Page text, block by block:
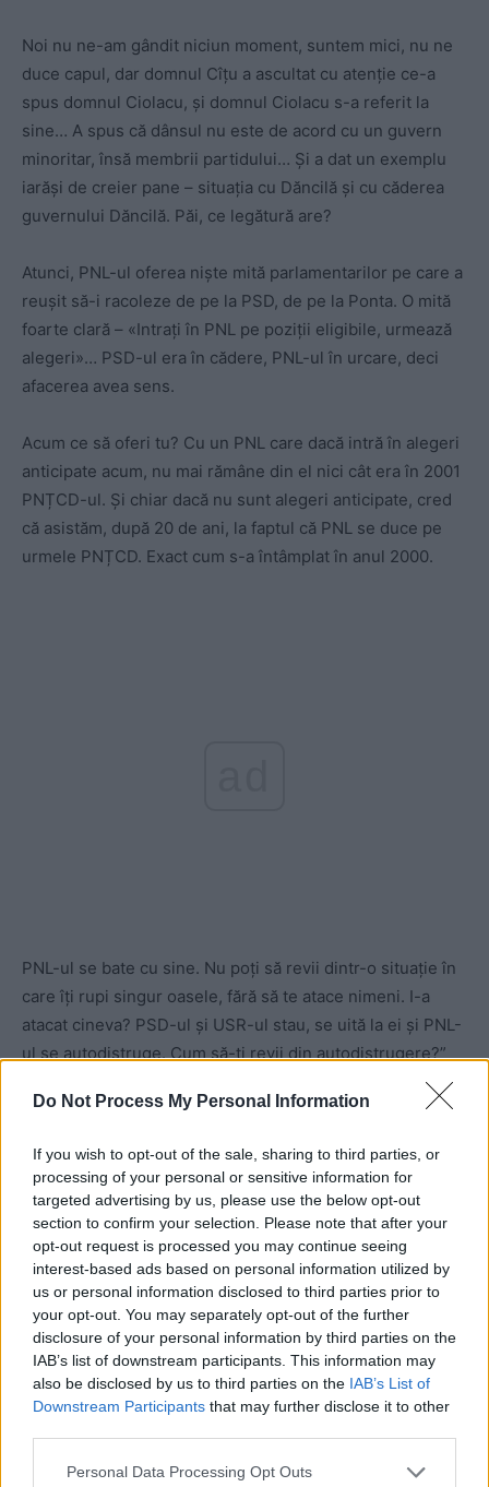
Do Not Process My Personal Information
If you wish to opt-out of the sale, sharing to third parties, or
processing of your personal or sensitive information for
targeted advertising by us, please use the below opt-out
section to confirm your selection. Please note that after your
opt-out request is processed you may continue seeing
interest-based ads based on personal information utilized by
us or personal information disclosed to third parties prior to
your opt-out. You may separately opt-out of the further
disclosure of your personal information by third parties on the
IAB’s list of downstream participants. This information may
also be disclosed by us to third parties on the IAB’s List of
Downstream Participants that may further disclose it to other
Personal Data Processing Opt Outs
Noi nu ne-am gândit niciun moment, suntem mici, nu ne
duce capul, dar domnul Cîțu a ascultat cu atenție ce-a
spus domnul Ciolacu, și domnul Ciolacu s-a referit la
sine… A spus că dânsul nu este de acord cu un guvern
minoritar, însă membrii partidului… Și a dat un exemplu
iarăși de creier pane – situația cu Dăncilă și cu căderea
guvernului Dăncilă. Păi, ce legătură are?
Atunci, PNL-ul oferea niște mită parlamentarilor pe care a
reușit să-i racoleze de pe la PSD, de pe la Ponta. O mită
foarte clară – «Intrați în PNL pe poziții eligibile, urmează
alegeri»… PSD-ul era în cădere, PNL-ul în urcare, deci
afacerea avea sens.
Acum ce să oferi tu? Cu un PNL care dacă intră în alegeri
anticipate acum, nu mai rămâne din el nici cât era în 2001
PNȚCD-ul. Și chiar dacă nu sunt alegeri anticipate, cred
că asistăm, după 20 de ani, la faptul că PNL se duce pe
urmele PNȚCD. Exact cum s-a întâmplat în anul 2000.
PNL-ul se bate cu sine. Nu poți să revii dintr-o situație în
care îți rupi singur oasele, fără să te atace nimeni. I-a
atacat cineva? PSD-ul și USR-ul stau, se uită la ei și PNL-
ul se autodistruge. Cum să-ți revii din autodistrugere?”
„Klaus Iohannis a trecut râul din
piatră în piatră și acum crede că
poate să meargă pe apă
asemenea lui Isus Hristos”
„Klaus Iohannis nu este atât de inteligent pe cât ar trebui
să fie un «neamț», conceptul de neamț cu care a fost
votat dl Iohannis. Și aici s-a produs o lungă impostură. Dl
Iohannis a fost ca cineva care a sărit din piatră în piatră
peste un râu și fiecare piatră pe care a călcat s-a
scufundat imediat după ce a călcat-o el.